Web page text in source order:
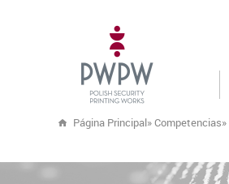
Página Principal»Competencias»